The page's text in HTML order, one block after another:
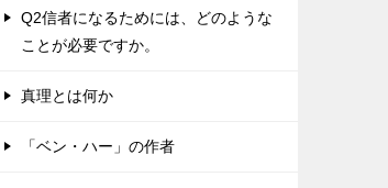
Q2信者になるためには、どのような
ことが必要ですか。
真理とは何か
「ベン・ハー」の作者